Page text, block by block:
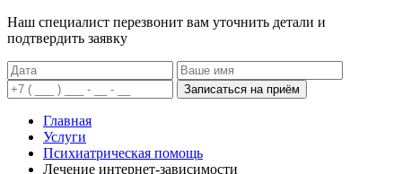
Наш специалист перезвонит вам уточнить детали и
подтвердить заявку
Записаться на приём
Главная
Услуги
Психиатрическая помощь
Лечение интернет-зависимости